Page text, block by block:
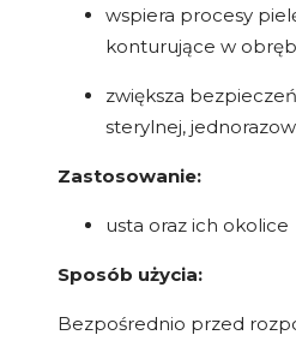
wspiera procesy
konturujące w
zwiększa
sterylnej,
Zastosowanie:
usta oraz ich okolice
Sposób użycia:
Bezpośrednio przed